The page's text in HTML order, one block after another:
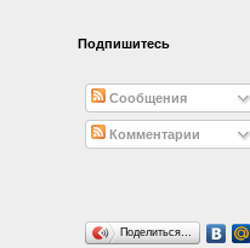
Подпишитесь
Сообщения
Комментарии
Поделиться…